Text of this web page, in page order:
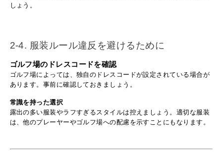
しょう。
2-4. 服装ルール違反を避けるために
ゴルフ場のドレスコードを確認
ゴルフ場によっては、独自のドレスコードが設定されている場合が
あります。事前に確認しておきましょう。
常識を持った選択
露出の多い服装やラフすぎるスタイルは控えましょう。適切な服装
は、他のプレーヤーやゴルフ場への配慮を示すことにもなります。